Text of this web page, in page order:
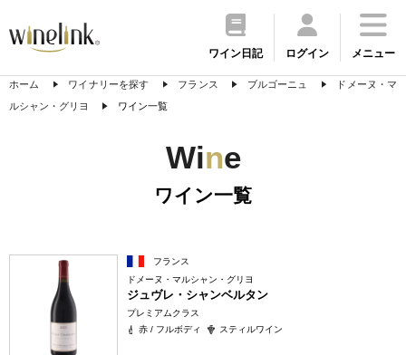
ワイン日記 ログイン メニュー
ホーム ワイナリーを探す フランス ブルゴーニュ
ドメーヌ・マ
ルシャン・グリヨ
ワイン一覧
Wine
ワイン一覧
フランス
ドメーヌ・マルシャン・グリヨ
ジュヴレ・シャンベルタン
プレミアムクラス
赤 / フルボディ
スティルワイン